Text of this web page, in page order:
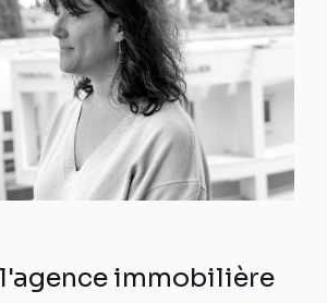
immobilière